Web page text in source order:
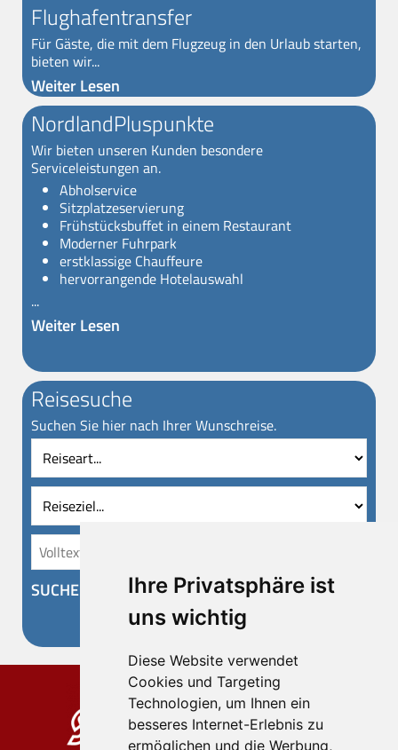
Ihre Privatsphäre ist
uns wichtig
Diese Website verwendet
Cookies und Targeting
Technologien, um Ihnen ein
besseres Internet-Erlebnis zu
ermöglichen und die Werbung,
Flughafentransfer
Für Gäste, die mit dem Flugzeug in den Urlaub starten,
bieten wir...
Weiter Lesen
NordlandPluspunkte
Wir bieten unseren Kunden besondere
Serviceleistungen an.
Abholservice
Sitzplatzeservierung
Frühstücksbuffet in einem Restaurant
Moderner Fuhrpark
erstklassige Chauffeure
hervorrangende Hotelauswahl
...
Weiter Lesen
Reisesuche
Suchen Sie hier nach Ihrer Wunschreise.
Reiseart
SUCHEN